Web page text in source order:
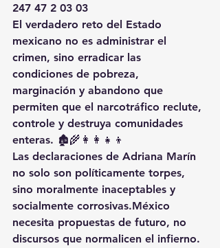
247 47 2 03 03
El verdadero reto del Estado
mexicano no es administrar el
crimen, sino erradicar las
condiciones de pobreza,
marginación y abandono que
permiten que el narcotráfico reclute,
controle y destruya comunidades
enteras. 🏚️🌾👩‍👩‍👧‍👦
Las declaraciones de Adriana Marín
no solo son políticamente torpes,
sino moralmente inaceptables y
socialmente corrosivas.México
necesita propuestas de futuro, no
discursos que normalicen el infierno.